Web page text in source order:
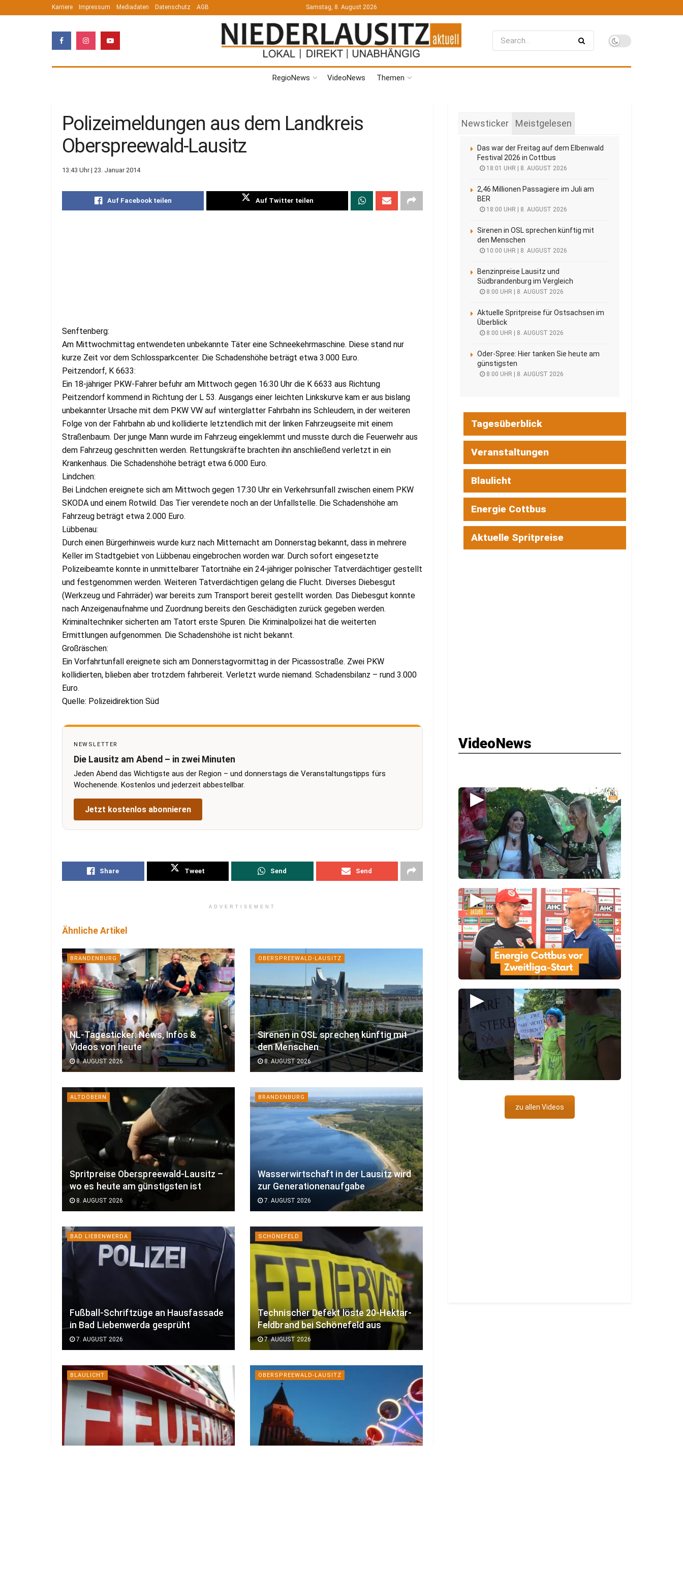
Karriere Impressum Mediadaten Datenschutz AGB Samstag, 8. August 2026
RegioNews VideoNews Themen
Polizeimeldungen aus dem Landkreis
Oberspreewald-Lausitz
13:43 Uhr | 23. Januar 2014
Auf Facebook teilen Auf Twitter teilen
Senftenberg:
Am Mittwochmittag entwendeten unbekannte Täter eine Schneekehrmaschine. Diese stand nur
kurze Zeit vor dem Schlossparkcenter. Die Schadenshöhe beträgt etwa 3.000 Euro.
Peitzendorf, K 6633:
Ein 18-jähriger PKW-Fahrer befuhr am Mittwoch gegen 16:30 Uhr die K 6633 aus Richtung
Peitzendorf kommend in Richtung der L 53. Ausgangs einer leichten Linkskurve kam er aus bislang
unbekannter Ursache mit dem PKW VW auf winterglatter Fahrbahn ins Schleudern, in der weiteren
Folge von der Fahrbahn ab und kollidierte letztendlich mit der linken Fahrzeugseite mit einem
Straßenbaum. Der junge Mann wurde im Fahrzeug eingeklemmt und musste durch die Feuerwehr aus
dem Fahrzeug geschnitten werden. Rettungskräfte brachten ihn anschließend verletzt in ein
Krankenhaus. Die Schadenshöhe beträgt etwa 6.000 Euro.
Lindchen:
Bei Lindchen ereignete sich am Mittwoch gegen 17:30 Uhr ein Verkehrsunfall zwischen einem PKW
SKODA und einem Rotwild. Das Tier verendete noch an der Unfallstelle. Die Schadenshöhe am
Fahrzeug beträgt etwa 2.000 Euro.
Lübbenau:
Durch einen Bürgerhinweis wurde kurz nach Mitternacht am Donnerstag bekannt, dass in mehrere
Keller im Stadtgebiet von Lübbenau eingebrochen worden war. Durch sofort eingesetzte
Polizeibeamte konnte in unmittelbarer Tatortnähe ein 24-jähriger polnischer Tatverdächtiger gestellt
und festgenommen werden. Weiteren Tatverdächtigen gelang die Flucht. Diverses Diebesgut
(Werkzeug und Fahrräder) war bereits zum Transport bereit gestellt worden. Das Diebesgut konnte
nach Anzeigenaufnahme und Zuordnung bereits den Geschädigten zurück gegeben werden.
Kriminaltechniker sicherten am Tatort erste Spuren. Die Kriminalpolizei hat die weiterten
Ermittlungen aufgenommen. Die Schadenshöhe ist nicht bekannt.
Großräschen:
Ein Vorfahrtunfall ereignete sich am Donnerstagvormittag in der Picassostraße. Zwei PKW
kollidierten, blieben aber trotzdem fahrbereit. Verletzt wurde niemand. Schadensbilanz – rund 3.000
Euro.
Quelle: Polizeidirektion Süd
NEWSLETTER
Die Lausitz am Abend – in zwei Minuten
Jeden Abend das Wichtigste aus der Region – und donnerstags die Veranstaltungstipps fürs
Wochenende. Kostenlos und jederzeit abbestellbar.
Jetzt kostenlos abonnieren
Share Tweet Send Send
ADVERTISEMENT
Ähnliche Artikel
BRANDENBURG
NL-Tagesticker: News, Infos &
Videos von heute
8. AUGUST 2026
OBERSPREEWALD-LAUSITZ
Sirenen in OSL sprechen künftig mit
den Menschen
8. AUGUST 2026
ALTDÖBERN
Spritpreise Oberspreewald-Lausitz –
wo es heute am günstigsten ist
8. AUGUST 2026
BRANDENBURG
Wasserwirtschaft in der Lausitz wird
zur Generationenaufgabe
7. AUGUST 2026
BAD LIEBENWERDA
Fußball-Schriftzüge an Hausfassade
in Bad Liebenwerda gesprüht
7. AUGUST 2026
SCHÖNEFELD
Technischer Defekt löste 20-Hektar-
Feldbrand bei Schönefeld aus
7. AUGUST 2026
BLAULICHT OBERSPREEWALD-LAUSITZ
Newsticker Meistgelesen
Das war der Freitag auf dem Elbenwald
Festival 2026 in Cottbus
18:01 UHR | 8. AUGUST 2026
2,46 Millionen Passagiere im Juli am
BER
18:00 UHR | 8. AUGUST 2026
Sirenen in OSL sprechen künftig mit
den Menschen
10:00 UHR | 8. AUGUST 2026
Benzinpreise Lausitz und
Südbrandenburg im Vergleich
8:00 UHR | 8. AUGUST 2026
Aktuelle Spritpreise für Ostsachsen im
Überblick
8:00 UHR | 8. AUGUST 2026
Oder-Spree: Hier tanken Sie heute am
günstigsten
8:00 UHR | 8. AUGUST 2026
Tagesüberblick
Veranstaltungen
Blaulicht
Energie Cottbus
Aktuelle Spritpreise
VideoNews
▶
▶
▶
zu allen Videos